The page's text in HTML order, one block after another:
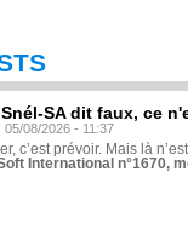
SA dit faux, ce
05/08/2026 - 11:37
c’est prévoir. Mais là
International n°1670,